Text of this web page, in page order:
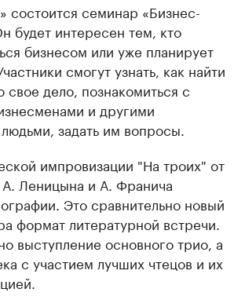
состоится семинар «Бизнес-
будет интересен тем, кто
бизнесом или уже планирует
смогут узнать, как найти
свое дело, познакомиться с
и другими
задать им вопросы.
импровизации "На троих" от
Леницына и А. Франича
Это сравнительно новый
формат литературной встречи.
выступление основного трио, а
с участием лучших чтецов и их